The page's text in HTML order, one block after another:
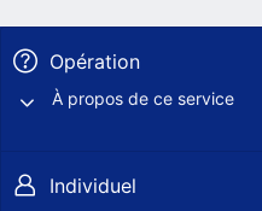
Opération
À propos de ce service
Individuel